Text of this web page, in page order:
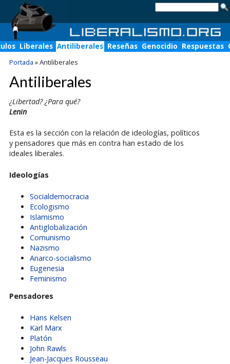
Liberales Antiliberales Reseñas Genocidio Respuestas
Portada »Antiliberales
Antiliberales
¿Libertad? ¿Para qué?
Lenin
Esta es la sección con la relación de ideologías, políticos
y pensadores que más en contra han estado de los
ideales liberales.
Ideologías
Socialdemocracia
Ecologismo
Islamismo
Antiglobalización
Comunismo
Nazismo
Anarco-socialismo
Eugenesia
Feminismo
Pensadores
Hans Kelsen
Karl Marx
Platón
John Rawls
Jean-Jacques Rousseau